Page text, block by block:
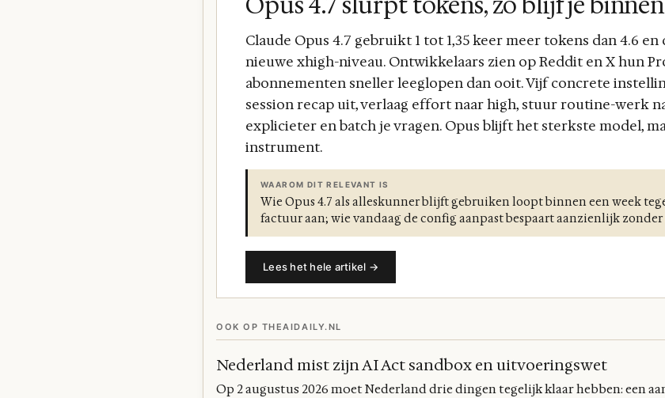
Claude Opus 4.7 gebruikt 1 tot 1,35 keer meer tokens dan 4.6
nieuwe xhigh-niveau. Ontwikkelaars zien op Reddit en X hun
abonnementen sneller leeglopen dan ooit. Vijf concrete
session recap uit, verlaag effort naar high, stuur routine-werk
explicieter en batch je vragen. Opus blijft het sterkste model,
instrument.
WAAROM DIT RELEVANT IS
Wie Opus 4.7 als alleskunner blijft gebruiken loopt binnen een week
factuur aan; wie vandaag de config aanpast bespaart aanzienlijk
Lees het hele artikel →
OOK OP THEAIDAILY.NL
Nederland mist zijn AI Act sandbox en uitvoeringswet
Op 2 augustus 2026 moet Nederland drie dingen tegelijk klaar hebben: een